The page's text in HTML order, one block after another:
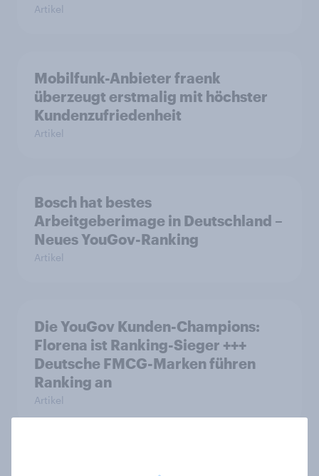
Artikel
Mobilfunk-Anbieter fraenk
überzeugt erstmalig mit höchster
Kundenzufriedenheit
Artikel
Bosch hat bestes
Arbeitgeberimage in Deutschland –
Neues YouGov-Ranking
Artikel
Die YouGov Kunden-Champions:
Florena ist Ranking-Sieger +++
Deutsche FMCG-Marken führen
Ranking an
Artikel